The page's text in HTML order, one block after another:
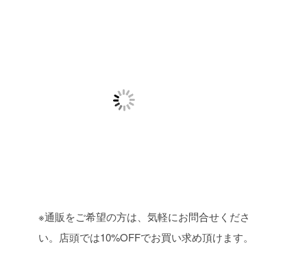
※通販をご希望の方は、気軽にお問合せくださ
い。店頭では10%OFFでお買い求め頂けます。